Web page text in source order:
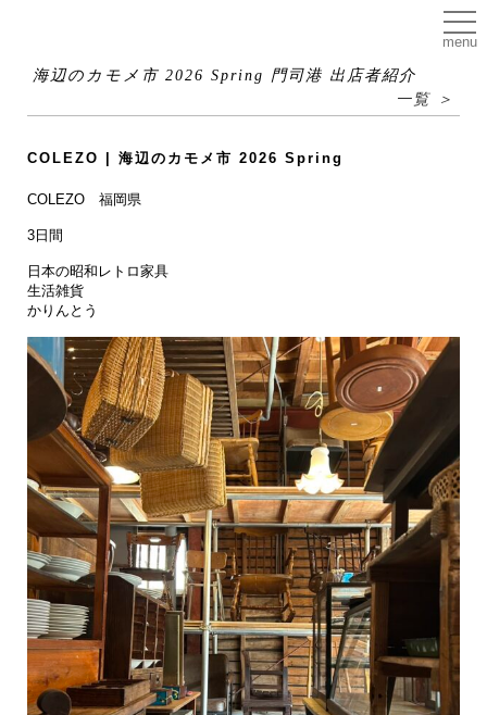
menu
海辺のカモメ市 2026 Spring 門司港 出店者紹介
一覧 ＞
COLEZO | 海辺のカモメ市 2026 Spring
COLEZO 福岡県
3日間
日本の昭和レトロ家具
生活雑貨
かりんとう